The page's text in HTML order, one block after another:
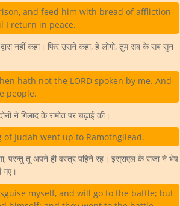
and feed him with bread of affliction
I return in peace.
नहीं कहा। फिर उसने कहा, हे लोगो, तुम सब के सब सुन
hath not the LORD spoken by me. And
people.
ने गिलाद के रामोत पर चढ़ाई की।
Judah went up to Ramothgilead.
परन्तु तू अपने ही वस्त्र पहिने रह। इस्राएल के राजा ने भेष
गए।
myself, and will go to the battle; but